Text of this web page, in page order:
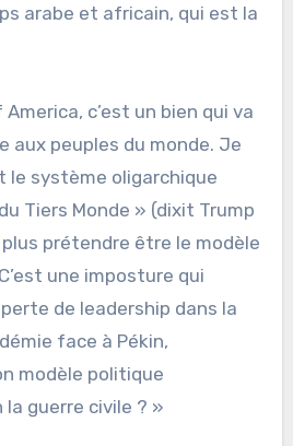
arabe et africain, qui est la
c’est un bien qui va
aux peuples du monde. Je
le système oligarchique
Tiers Monde » (dixit Trump
prétendre être le modèle
une imposture qui
perte de leadership dans la
face à Pékin,
modèle politique
la guerre civile ? »